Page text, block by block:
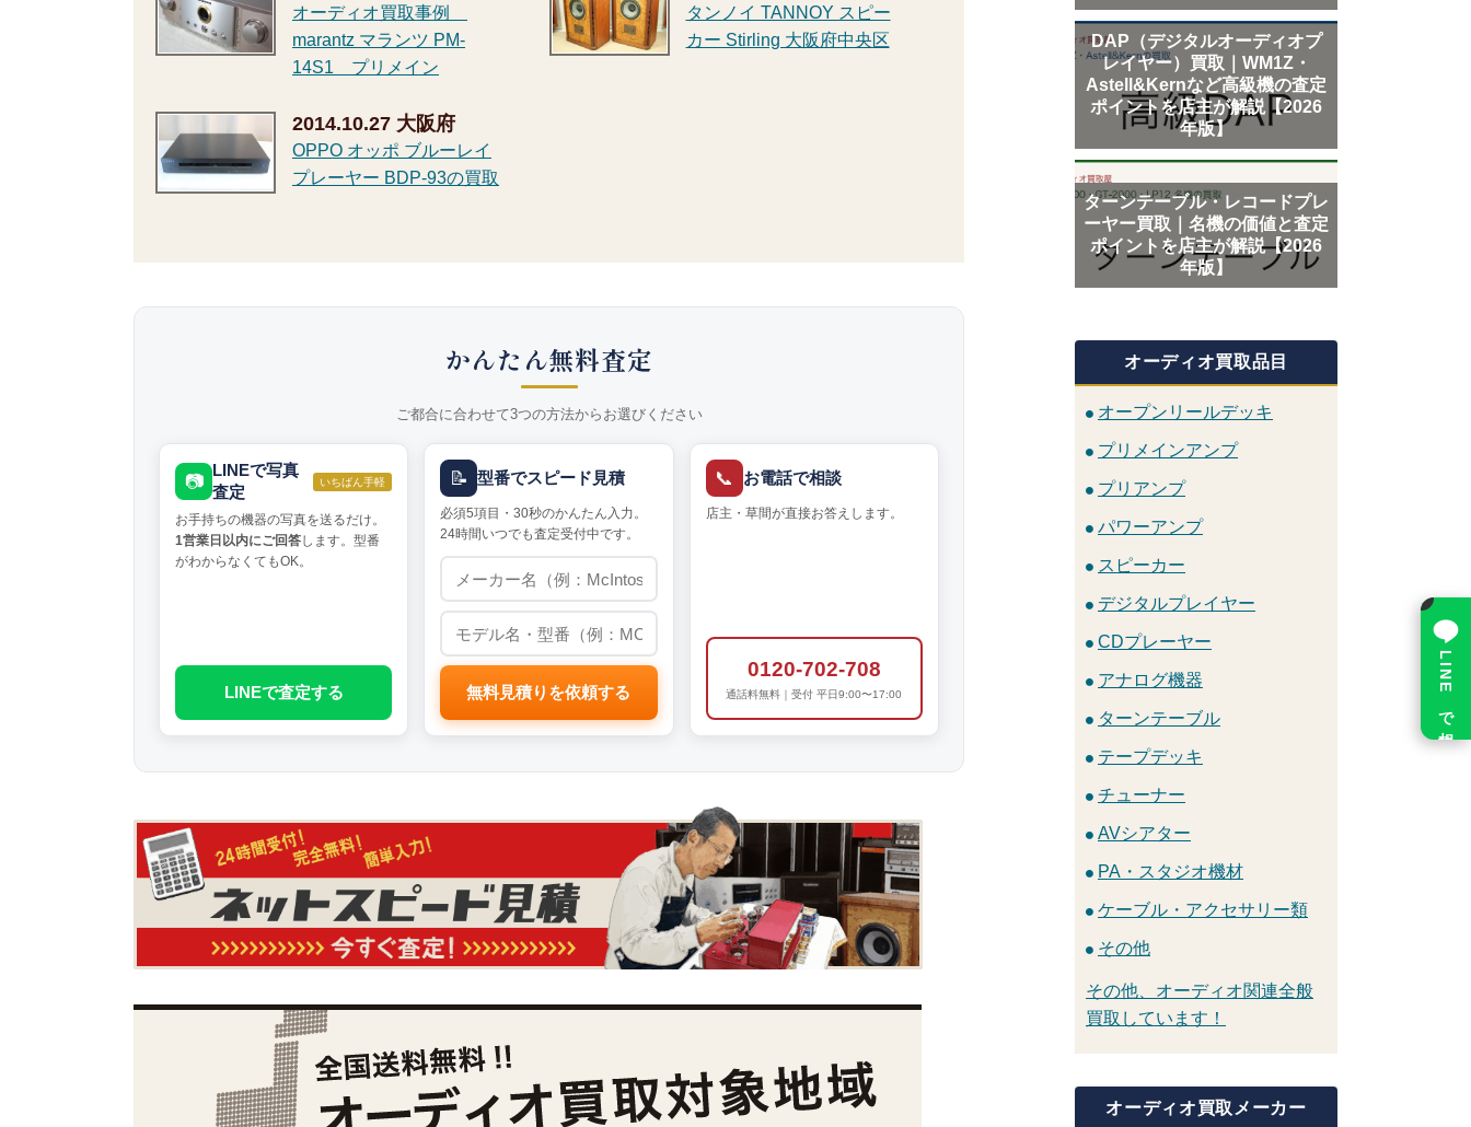
オーディオ買取事例
marantz マランツ PM-
14S1 プリメイン
タンノイ TANNOY スピー
カー Stirling 大阪府中央区
2014.10.27 大阪府
OPPO オッポ ブルーレイ
プレーヤー BDP-93の買取
かんたん無料査定
ご都合に合わせて3つの方法からお選びください
📷
LINEで写真
査定
いちばん手軽
お手持ちの機器の写真を送るだけ。
1営業日以内にご回答します。型番
がわからなくてもOK。
LINEで査定する
📝 型番でスピード見積
必須5項目・30秒のかんたん入力。
24時間いつでも査定受付中です。
無料見積りを依頼する
📞 お電話で相談
店主・草間が直接お答えします。
0120-702-708
通話料無料｜受付 平日9:00〜17:00
DAP（デジタルオーディオプ
レイヤー）買取｜WM1Z・
Astell&Kernなど高級機の査定
ポイントを店主が解説【2026
年版】
ターンテーブル・レコードプレ
ーヤー買取｜名機の価値と査定
ポイントを店主が解説【2026
年版】
オーディオ買取品目
オープンリールデッキ
プリメインアンプ
プリアンプ
パワーアンプ
スピーカー
デジタルプレイヤー
CDプレーヤー
アナログ機器
ターンテーブル
テープデッキ
チューナー
AVシアター
PA・スタジオ機材
ケーブル・アクセサリー類
その他
その他、オーディオ関連全般
買取しています！
オーディオ買取メーカー
LINE で相談
×